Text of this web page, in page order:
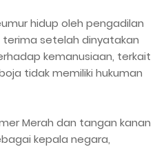
hidup oleh pengadilan
terima setelah dinyatakan
kemanusiaan, terkait
tidak memiliki hukuman
Merah dan tangan kanan
kepala negara,